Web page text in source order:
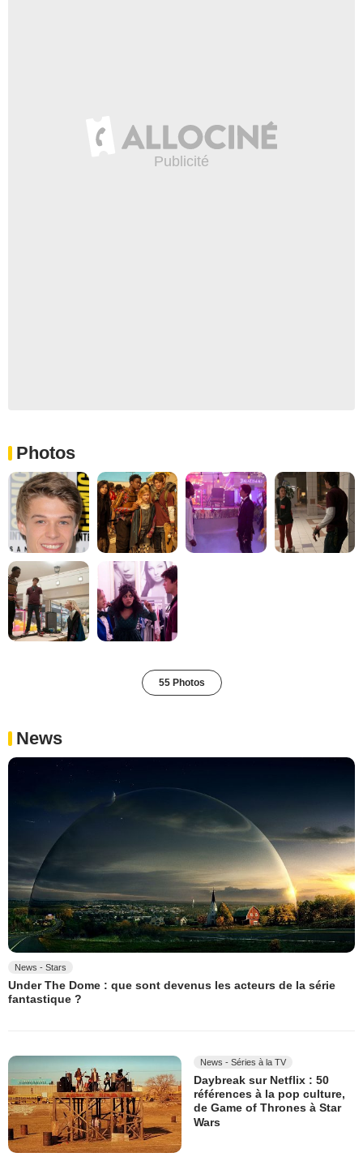
Photos
55 Photos
News
News - Stars
Under The Dome : que sont devenus les acteurs de la série
fantastique ?
News - Séries à la TV
Daybreak sur Netflix : 50
références à la pop culture,
de Game of Thrones à Star
Wars